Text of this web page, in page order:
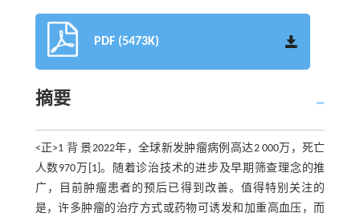
PDF (5473K)
摘要
<正>1 背 景2022年，全球新发肿瘤病例高达2 000万，死亡
人数970万[1]。随着诊治技术的进步及早期筛查理念的推
广，目前肿瘤患者的预后已得到改善。值得特别关注的
是，许多肿瘤的治疗方式或药物可诱发和加重高血压，而